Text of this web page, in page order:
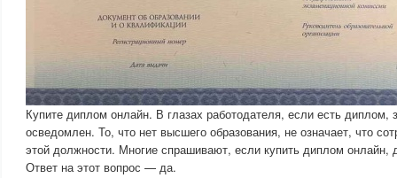
Купите диплом онлайн. В глазах работодателя, если есть диплом,
осведомлен. То, что нет высшего образования, не означает, что
этой должности. Многие спрашивают, если купить диплом онлайн,
Ответ на этот вопрос — да.